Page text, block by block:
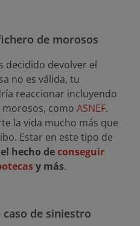
de morosos
decidido devolver el
no es válida, tu
reaccionar incluyendo
como ASNEF.
la vida mucho más que
Estar en este tipo de
hecho deconseguir
y más.
de siniestro